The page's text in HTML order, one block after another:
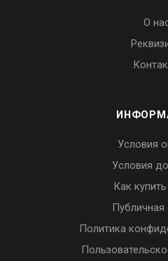
О
Условия
Условия
Как
Публичная
Политика